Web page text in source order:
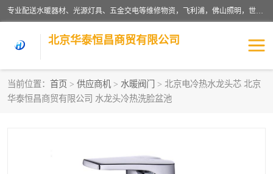
专业配送水暖器材、光源灯具、五金交电等维修物资，飞利浦，佛山照明，世达，博世，九牧，特陶等各产品涉及国内外知名品牌。公司专注与物业、学校、酒店、工厂等单位合作，提供一站式配送服务，降低客户综合成本。依托电子商务改变传统模式，以专业的团队为客户提供24H物资配送到达，货到月结、统一开票，便捷退换等服务，提高了企业的运营效率。
北京华泰恒昌商贸有限公司
当前位置： 首页 > 供应商机 > 水暖阀门
> 北京电冷热水龙头芯 北京
华泰恒昌商贸有限公司 水龙头冷热洗脸盆池
水暖阀门 电料灯饰